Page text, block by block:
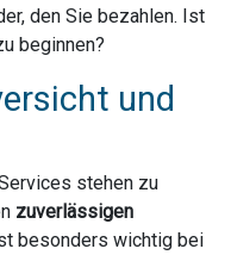
den Sie bezahlen. Ist
beginnen?
und
stehen zu
zuverlässigen
besonders wichtig bei